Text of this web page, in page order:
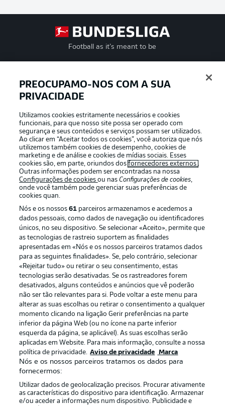
Football as it’s meant to be
APLICATIVO DA BUNDESLIGA
Oferecido por
Publicidade Avisos legais
Gerir preferências Aviso de privacidade
Trabalhe conosco
Marca Contato
Jogadores
PREOCUPAMO-NOS COM A SUA
PRIVACIDADE
Utilizamos cookies estritamente necessários e cookies
funcionais, para que nosso site possa ser operado com
segurança e seus conteúdos e serviços possam ser utilizados.
Ao clicar em “Aceitar todos os cookies”, você autoriza que nós
utilizemos também cookies de desempenho, cookies de
marketing e de análise e cookies de mídias sociais. Esses
cookies são, em parte, oriundos dosfornecedores externos .
Outras informações podem ser encontradas na nossa
Configurações de cookiesou nasConfigurações de cookies,
onde você também pode gerenciar suas preferências de
cookies quan.
Nós e os nossos61 parceiros armazenamos e acedemos a
dados pessoais, como dados de navegação ou identificadores
únicos, no seu dispositivo. Se selecionar «Aceito», permite que
as tecnologias de rastreio suportem as finalidades
apresentadas em «Nós e os nossos parceiros tratamos dados
para as seguintes finalidades». Se, pelo contrário, selecionar
«Rejeitar tudo» ou retirar o seu consentimento, estas
tecnologias serão desativadas. Se os rastreadores forem
desativados, alguns conteúdos e anúncios que vê poderão
não ser tão relevantes para si. Pode voltar a este menu para
alterar as suas escolhas ou retirar o consentimento a qualquer
momento clicando na ligação Gerir preferências na parte
inferior da página Web (ou no ícone na parte inferior
esquerda da página, se aplicável). As suas escolhas serão
aplicadas em Website. Para mais informação, consulte a nossa
política de privacidade. Aviso de privacidade Marca
Nós e os nossos parceiros tratamos os dados para
fornecermos:
Utilizar dados de geolocalização precisos. Procurar ativamente
as características do dispositivo para identificação. Armazenar
e/ou aceder a informações num dispositivo. Publicidade e